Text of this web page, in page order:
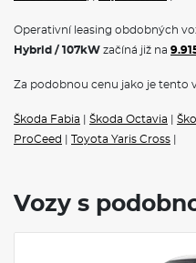
Operativní leasing obdobných
Hybrid / 107kW začíná již na
Za podobnou cenu jako je tento
Škoda Fabia Škoda Octavia
ProCeed
Toyota Yaris Cross
Vozy s